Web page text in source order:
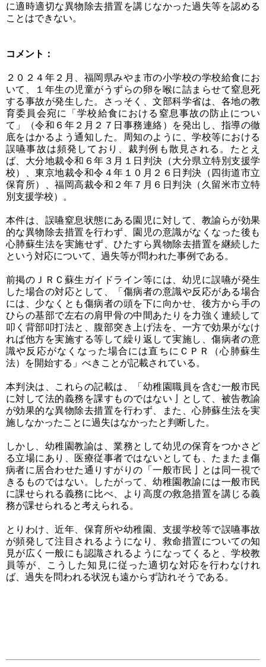
に適時適切な異物除去措置を講じなかった過失等を認める
ことはできない。
コメント：
２０２４年２月、福岡県みやま市の小学校の学校給食にお
いて、１年生の児童がうずらの卵を喉に詰まらせて窒息死
する事故が発生した。さっそく、文部科学省は、各地の教
育委員会宛に「学校給食における窒息事故の防止につい
て」（令和６年２月２７日事務連絡）を発出し、指導の徹
底をはかるよう通知した。周知のように、学校等における
誤嚥事故は頻発しており、裁判例も散見される。たとえ
ば、大分地裁令和６年３月１日判決（大分県立特別支援学
校）、東京地裁令和令４年１０月２６日判決（四街道市立
保育所）、福岡高裁令和２年７月６日判決（久留米市立特
別支援学校）。
本件は、誤嚥窒息状態にある園児に対して、教諭らが効果
的な異物除去措置を行わず、園児の意識がなくなった後も
心肺蘇生法を実施せず、ひたすら異物除去措置を継続した
という対応について、過失等が問われた事例である。
前掲のＪＲＣ蘇生ガイドライン等には、幼児に誤嚥が発生
した場合の対応として、「傷病者の意識や反応がある場合
には、少なくとも傷病者の頭を下に向かせ、後方から手の
ひらの基部で左右の肩甲骨の中間あたりを力強く連続して
叩く背部叩打法と、腹部突き上げ法を、一方で効果がなけ
れば他方を実施する等して繰り返して実施し、傷病者の意
識や反応がなくなった場合には直ちにＣＰＲ（心肺蘇生
法）を開始する」べきことが記載されている。
本判決は、これらの記載は、「幼稚園職員を含む一般市民
に対して法的義務を課すものではない亅として、被告教諭
が効果的な異物除去措置を行わず、また、心肺蘇生法を実
施しなかったことに過失はなかったと判断した。
しかし、幼稚園教諭は、業務として幼児の保育をつかさど
る立場にあり、医療従事者ではないとしても、たまたま傷
病者に居合わせた通りすがりの「一般市民亅とは同一視で
きるものではない。したがって、幼稚園教諭には一般市民
に課せられる義務に比べ、より高度の救急措置を講じる義
務が課せられると考えられる。
とりわけ、近年、保育所や幼稚園、支援学校等で誤嚥事故
が頻発して注目されるようになり、救命措置についての知
見が広く一般にも認識されるようになってくると、学校教
員等が、こうした知見に従った適切な対応を行わなけれ
ば、過失を問われる状況も遠からず訪れそうである。